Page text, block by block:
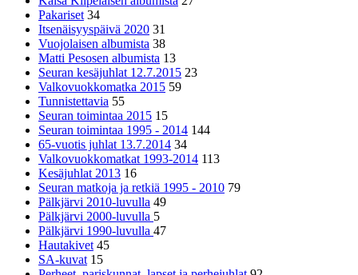
Pakariset 34
Itsenäisyyspäivä 2020 31
Vuojolaisen albumista 38
Matti Pesosen albumista 13
Seuran kesäjuhlat 12.7.2015 23
Valkovuokkomatka 2015 59
Tunnistettavia 55
Seuran toimintaa 2015 15
Seuran toimintaa 1995 - 2014 144
65-vuotis juhlat 13.7.2014 34
Valkovuokkomatkat 1993-2014 113
Kesäjuhlat 2013 16
Seuran matkoja ja retkiä 1995 - 2010 79
Pälkjärvi 2010-luvulla 49
Pälkjärvi 2000-luvulla 5
Pälkjärvi 1990-luvulla 47
Hautakivet 45
SA-kuvat 15